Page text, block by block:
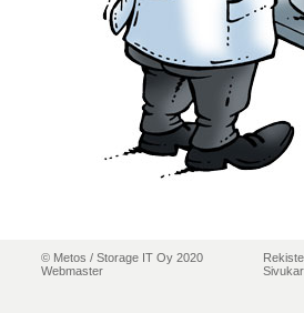
© Metos / Storage IT Oy 2020
Webmaster